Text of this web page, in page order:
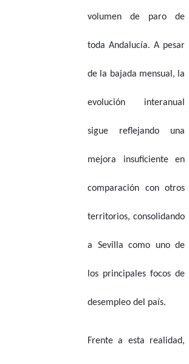
volumen de paro de
toda Andalucía. A pesar
de la bajada mensual, la
evolución interanual
sigue reflejando una
mejora insuficiente en
comparación con otros
territorios, consolidando
a Sevilla como uno de
los principales focos de
desempleo del país.
Frente a esta realidad,